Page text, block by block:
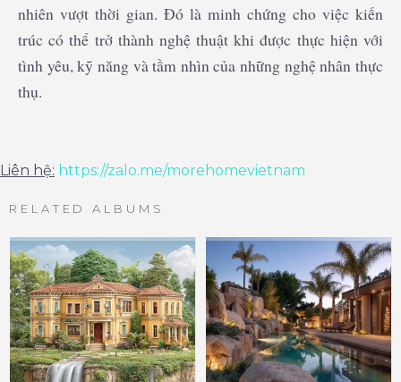
nhiên vượt thời gian. Đó là minh chứng cho việc kiến
trúc có thể trở thành nghệ thuật khi được thực hiện với
tình yêu, kỹ năng và tầm nhìn của những nghệ nhân thực
thụ.
Liên hệ: https://zalo.me/morehomevietnam
RELATED ALBUMS